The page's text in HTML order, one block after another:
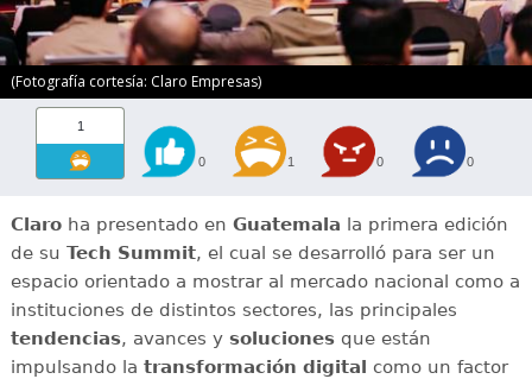
(Fotografía cortesía: Claro Empresas)
1
0 1 0 0
Claroha presentado en Guatemala la primera edición
de su Tech Summit, el cual se desarrolló para ser un
espacio orientado a mostrar al mercado nacional como a
instituciones de distintos sectores, las principales
tendencias, avances y solucionesque están
impulsando la transformación digital como un factor